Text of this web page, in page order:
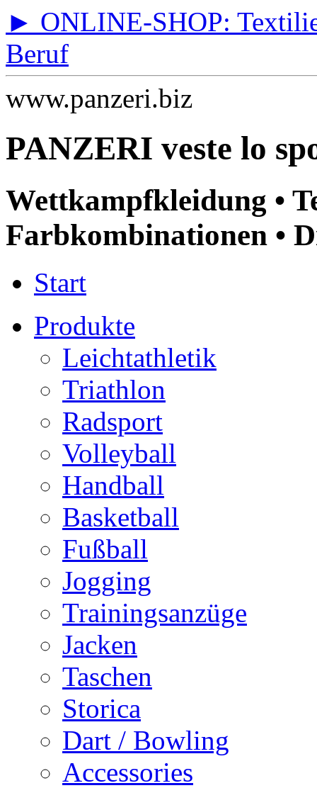
► ONLINE-SHOP:
Beruf
www.panzeri.biz
PANZERI veste lo
Wettkampfkleidung •
Farbkombinationen •
Start
Produkte
Leichtathletik
Triathlon
Radsport
Volleyball
Handball
Basketball
Fußball
Jogging
Trainingsanzüge
Jacken
Taschen
Storica
Dart / Bowling
Accessories